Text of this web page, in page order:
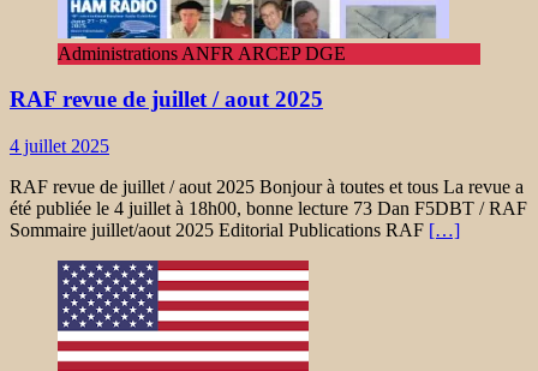
Administrations ANFR ARCEP DGE
RAF revue de juillet / aout 2025
4 juillet 2025
RAF revue de juillet / aout 2025 Bonjour à toutes et tous La revue a
été publiée le 4 juillet à 18h00, bonne lecture 73 Dan F5DBT / RAF
Sommaire juillet/aout 2025 Editorial Publications RAF […]